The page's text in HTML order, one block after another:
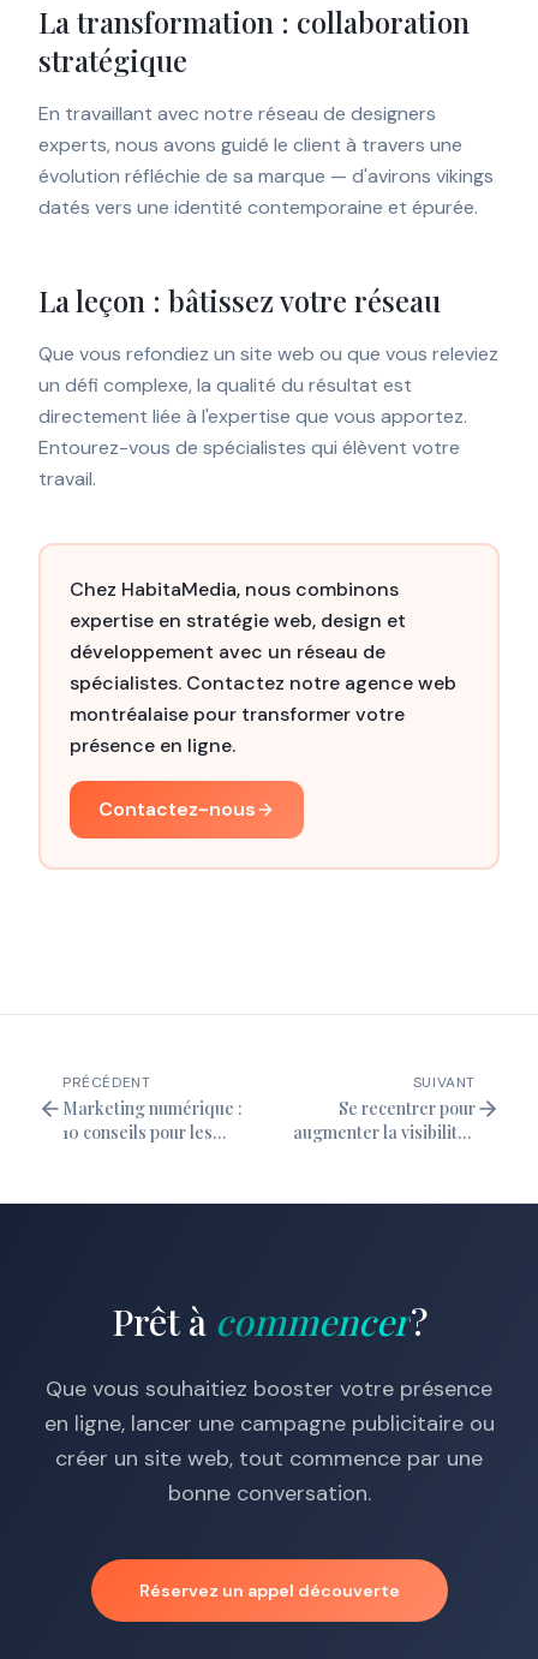
La transformation : collaboration
stratégique
En travaillant avec notre réseau de designers
experts, nous avons guidé le client à travers une
évolution réfléchie de sa marque — d'avirons vikings
datés vers une identité contemporaine et épurée.
La leçon : bâtissez votre réseau
Que vous refondiez un site web ou que vous releviez
un défi complexe, la qualité du résultat est
directement liée à l'expertise que vous apportez.
Entourez-vous de spécialistes qui élèvent votre
travail.
Chez HabitaMedia, nous combinons
expertise en stratégie web, design et
développement avec un réseau de
spécialistes. Contactez notre agence web
montréalaise pour transformer votre
présence en ligne.
Contactez-nous
PRÉCÉDENT
Marketing numérique :
10 conseils pour les
SUIVANT
Se recentrer pour
augmenter la visibilité :
Prêt à commencer?
Que vous souhaitiez booster votre présence
en ligne, lancer une campagne publicitaire ou
créer un site web, tout commence par une
bonne conversation.
Réservez un appel découverte